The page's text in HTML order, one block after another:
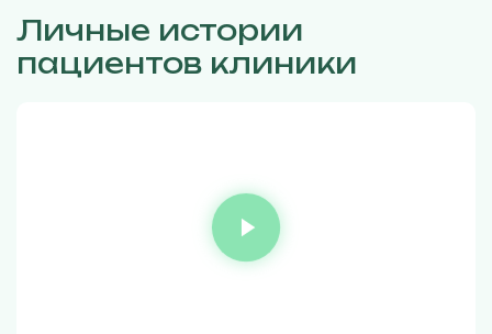
Личные истории
пациентов клиники